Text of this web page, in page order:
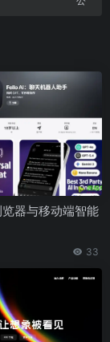
器与移动端智能
33